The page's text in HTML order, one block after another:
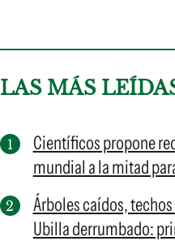
LAS MÁS
Científicos propone
mundial a la mitad
Árboles caídos,
Ubilla derrumbado: